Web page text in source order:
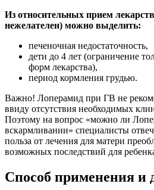
Из относительных прием
нежелателен) можно выделить:
печеночная недостаточность,
дети до 4 лет (ограничение
форм лекарства),
период кормления грудью.
Важно! Лоперамид при ГВ не
ввиду отсутствия необходимых
Поэтому на вопрос «можно ли
вскармливании» специалисты
польза от лечения для матери
возможных последствий для
Способ применения и